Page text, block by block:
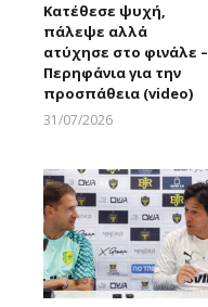
Κατέθεσε ψυχή,
πάλεψε αλλά
ατύχησε στο φινάλε –
Περηφάνια για την
προσπάθεια (video)
31/07/2026